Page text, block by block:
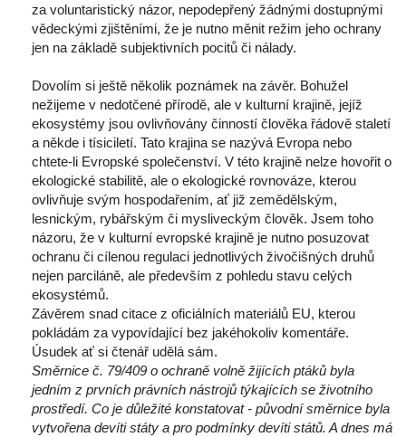
za voluntaristický názor, nepodepřený žádnými dostupnými
vědeckými zjištěními, že je nutno měnit režim jeho ochrany
jen na základě subjektivních pocitů či nálady.
Dovolím si ještě několik poznámek na závěr. Bohužel
nežijeme v nedotčené přírodě, ale v kulturní krajině, jejíž
ekosystémy jsou ovlivňovány činností člověka řádově staletí
a někde i tísiciletí. Tato krajina se nazývá Evropa nebo
chtete-li Evropské společenství. V této krajině nelze hovořit o
ekologické stabilitě, ale o ekologické rovnováze, kterou
ovlivňuje svým hospodařením, ať již zemědělským,
lesnickým, rybářským či mysliveckým člověk. Jsem toho
názoru, že v kulturní evropské krajině je nutno posuzovat
ochranu či cílenou regulaci jednotlivých živočišných druhů
nejen parciláně, ale především z pohledu stavu celých
ekosystémů.
Závěrem snad citace z oficiálních materiálů EU, kterou
pokládám za vypovídající bez jakéhokoliv komentáře.
Úsudek ať si čtenář udělá sám.
Směrnice č. 79/409 o ochraně volně žijících ptáků byla
jedním z prvních právních nástrojů týkajících se životního
prostředí. Co je důležité konstatovat - původní směrnice byla
vytvořena devíti státy a pro podmínky devíti států. A dnes má